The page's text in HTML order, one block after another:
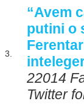
3.
“Avem
putini o
22014
Twitter